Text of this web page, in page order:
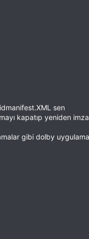
sen
kapatıp yeniden
gibi dolby